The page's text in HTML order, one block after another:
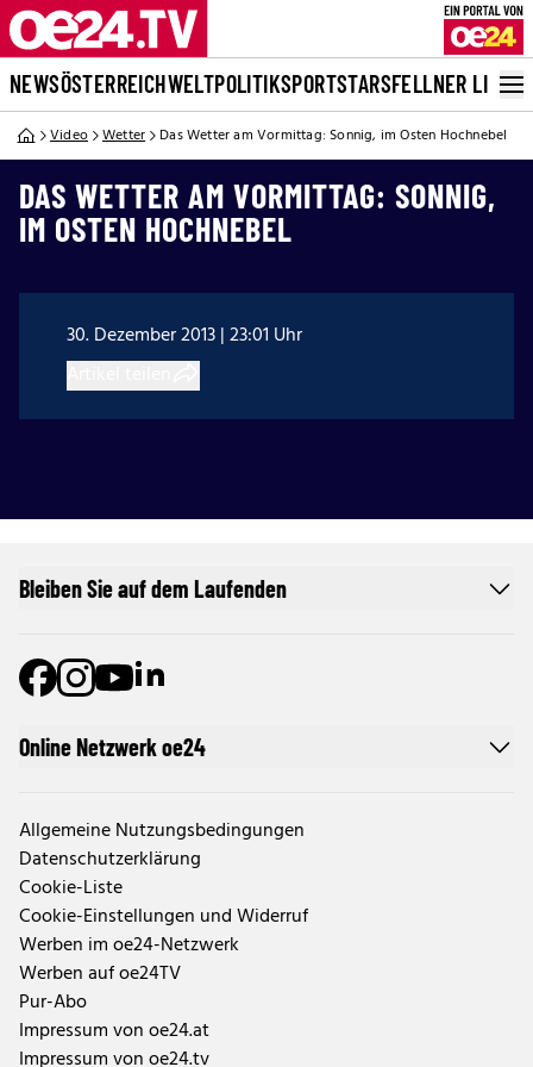
NEWSÖSTERREICHWELTPOLITIKSPORTSTARSFELLNER LIVE
Video Wetter Das Wetter am Vormittag: Sonnig, im Osten Hochnebel
DAS WETTER AM VORMITTAG: SONNIG,
IM OSTEN HOCHNEBEL
30. Dezember 2013 | 23:01 Uhr
Online Netzwerk oe24
Allgemeine Nutzungsbedingungen
Datenschutzerklärung
Cookie-Liste
Cookie-Einstellungen und Widerruf
Werben im oe24-Netzwerk
Werben auf oe24TV
Pur-Abo
Impressum von oe24.at
Impressum von oe24.tv
Bleiben Sie auf dem Laufenden